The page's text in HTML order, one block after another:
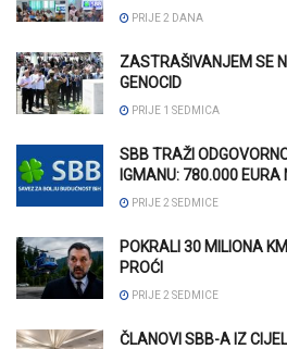
PRIJE 2 DANA
ZASTRAŠIVANJEM SE
GENOCID
PRIJE 1 SEDMICA
SBB TRAŽI
IGMANU: 780.000
PRIJE 2 SEDMICE
POKRALI 30 MILIONA
PROĆI
PRIJE 2 SEDMICE
ČLANOVI SBB-A IZ